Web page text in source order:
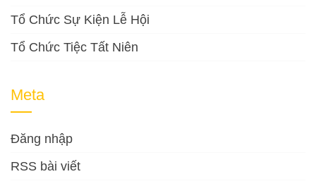
Tổ Chức Sự Kiện Lễ Hội
Tổ Chức Tiệc Tất Niên
Meta
Đăng nhập
RSS bài viết